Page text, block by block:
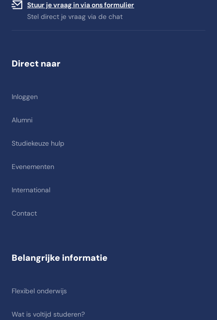
Stuur je vraag in via ons formulier
Stel direct je vraag via de chat
Direct naar
Inloggen
Alumni
Studiekeuze hulp
Evenementen
International
Contact
Belangrijke informatie
Flexibel onderwijs
Wat is voltijd studeren?